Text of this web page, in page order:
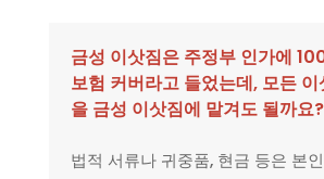
금성 이삿짐은 주정부 인가에
보험 커버라고 들었는데, 모든 이
을 금성 이삿짐에 맡겨도 될까요?
법적 서류나 귀중품, 현금 등은 본